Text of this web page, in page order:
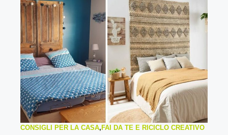
CONSIGLI PER LA CASA, FAI DA TE E RICICLO CREATIVO